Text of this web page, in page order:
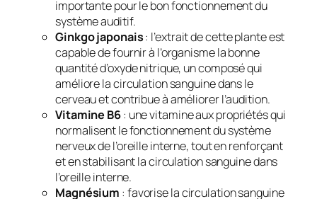
importante pour le bon fonctionnement du
système auditif.
Ginkgo japonais: l’extrait de cette plante est
capable de fournir à l’organisme la bonne
quantité d’oxyde nitrique, un composé qui
améliore la circulation sanguine dans le
cerveau et contribue à améliorer l’audition.
Vitamine B6: une vitamine aux propriétés qui
normalisent le fonctionnement du système
nerveux de l’oreille interne, tout en renforçant
et en stabilisant la circulation sanguine dans
l’oreille interne.
Magnésium : favorise la circulation sanguine